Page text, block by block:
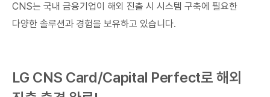
CNS는 국내 금융기업이 해외 진출 시 시스템 구축에 필요한
다양한 솔루션과 경험을 보유하고 있습니다.
LG CNS Card/Capital Perfect로 해외